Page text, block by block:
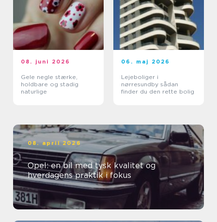
08. juni 2026
Gele negle stærke,
holdbare og stadig
naturlige
06. maj 2026
Lejeboliger i
nørresundby sådan
finder du den rette bolig
08. april 2026
Opel: en bil med tysk kvalitet og
hverdagens praktik i fokus